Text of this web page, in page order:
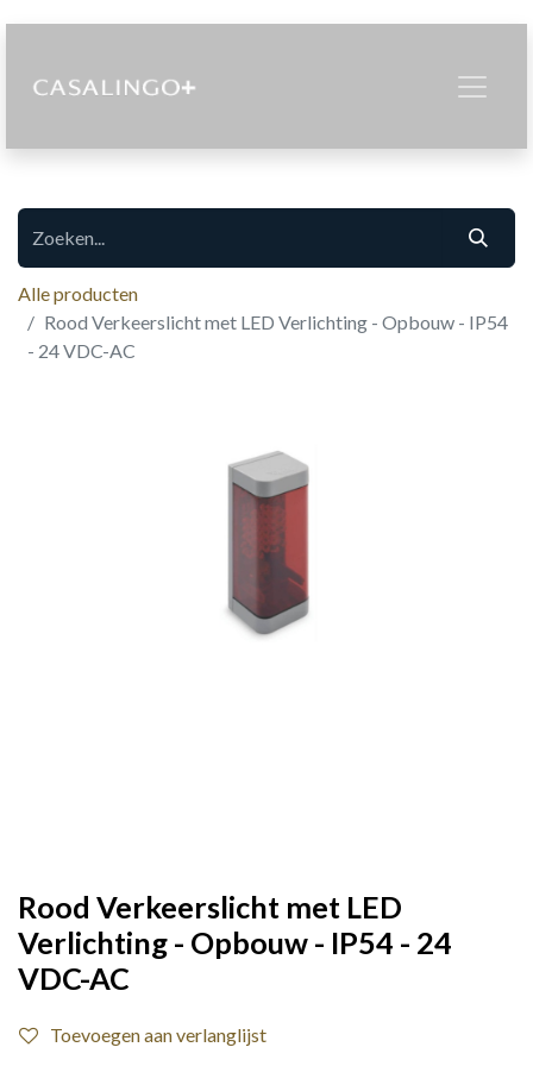
Alle producten
Rood Verkeerslicht met LED Verlichting - Opbouw - IP54
- 24 VDC-AC
Rood Verkeerslicht met LED
Verlichting - Opbouw - IP54 - 24
VDC-AC
Toevoegen aan verlanglijst